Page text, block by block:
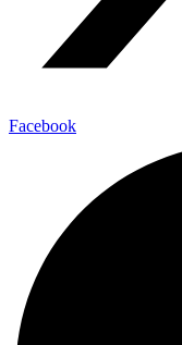
Facebook